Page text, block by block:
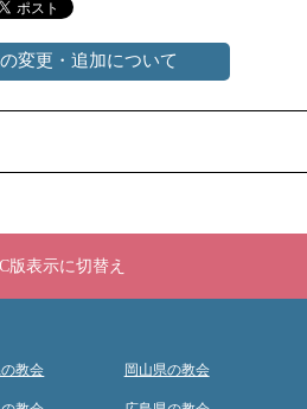
変更・追加について
版表示に切替え
教会 岡山県の教会